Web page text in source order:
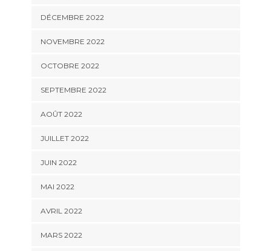
DÉCEMBRE 2022
NOVEMBRE 2022
OCTOBRE 2022
SEPTEMBRE 2022
AOÛT 2022
JUILLET 2022
JUIN 2022
MAI 2022
AVRIL 2022
MARS 2022